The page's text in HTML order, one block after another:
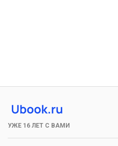
УЖЕ 16 ЛЕТ С ВАМИ